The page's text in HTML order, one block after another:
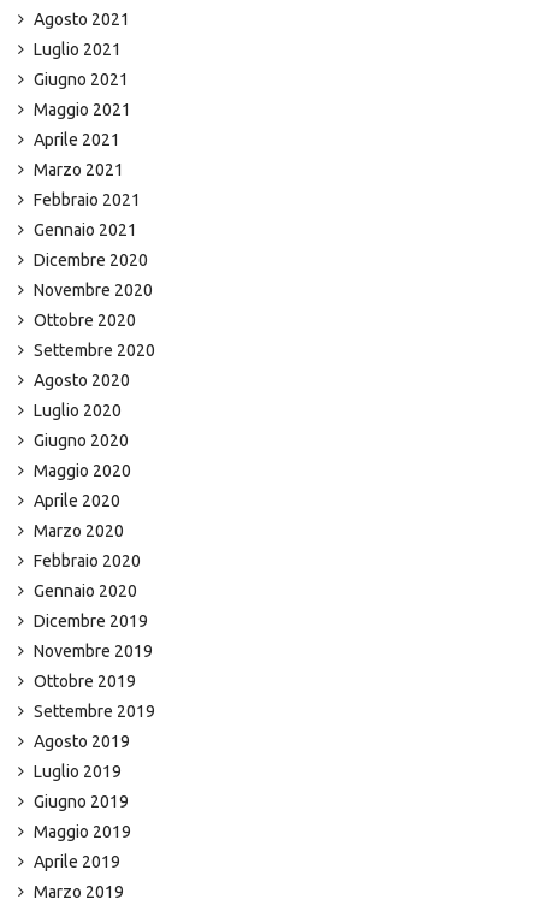
Agosto 2021
Luglio 2021
Giugno 2021
Maggio 2021
Aprile 2021
Marzo 2021
Febbraio 2021
Gennaio 2021
Dicembre 2020
Novembre 2020
Ottobre 2020
Settembre 2020
Agosto 2020
Luglio 2020
Giugno 2020
Maggio 2020
Aprile 2020
Marzo 2020
Febbraio 2020
Gennaio 2020
Dicembre 2019
Novembre 2019
Ottobre 2019
Settembre 2019
Agosto 2019
Luglio 2019
Giugno 2019
Maggio 2019
Aprile 2019
Marzo 2019